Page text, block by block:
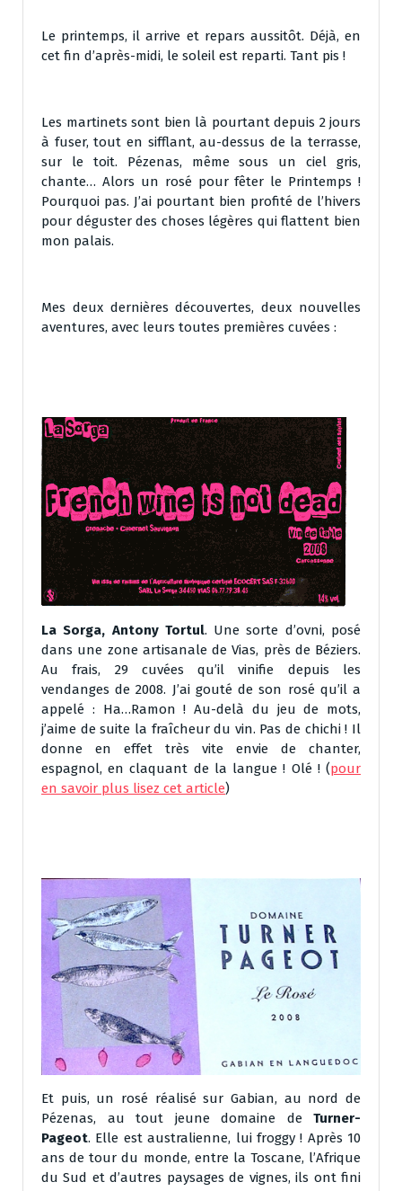
Le printemps, il arrive et repars aussitôt. Déjà, en
cet fin d’après-midi, le soleil est reparti. Tant pis !
Les martinets sont bien là pourtant depuis 2 jours
à fuser, tout en sifflant, au-dessus de la terrasse,
sur le toit. Pézenas, même sous un ciel gris,
chante… Alors un rosé pour fêter le Printemps !
Pourquoi pas. J’ai pourtant bien profité de l’hivers
pour déguster des choses légères qui flattent bien
mon palais.
Mes deux dernières découvertes, deux nouvelles
aventures, avec leurs toutes premières cuvées :
La Sorga, Antony Tortul. Une sorte d’ovni, posé
dans une zone artisanale de Vias, près de Béziers.
Au frais, 29 cuvées qu’il vinifie depuis les
vendanges de 2008. J’ai gouté de son rosé qu’il a
appelé : Ha…Ramon ! Au-delà du jeu de mots,
j’aime de suite la fraîcheur du vin. Pas de chichi ! Il
donne en effet très vite envie de chanter,
espagnol, en claquant de la langue ! Olé ! (pour
en savoir plus lisez cet article)
Et puis, un rosé réalisé sur Gabian, au nord de
Pézenas, au tout jeune domaine de Turner-
Pageot. Elle est australienne, lui froggy ! Après 10
ans de tour du monde, entre la Toscane, l’Afrique
du Sud et d’autres paysages de vignes, ils ont fini